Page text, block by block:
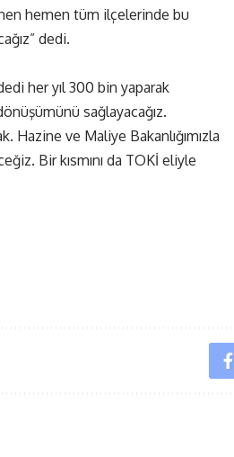
hemen tüm ilçelerinde bu
dedi.
her yıl 300 bin yaparak
sağlayacağız.
Hazine ve Maliye Bakanlığımızla
Bir kısmını da TOKİ eliyle